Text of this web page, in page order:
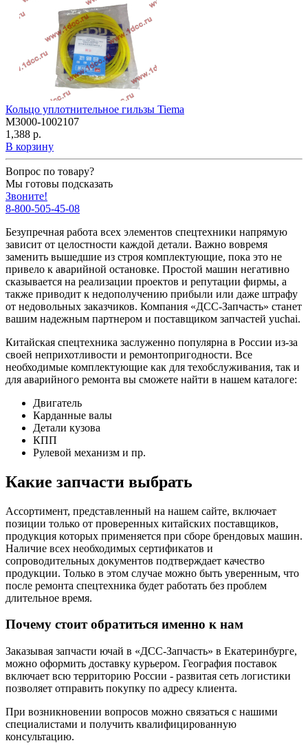
Кольцо уплотнительное гильзы Tiema
M3000-1002107
1,388 р.
В корзину
Вопрос по товару?
Мы готовы подсказать
Звоните!
8-800-505-45-08
Безупречная работа всех элементов спецтехники напрямую
зависит от целостности каждой детали. Важно вовремя
заменить вышедшие из строя комплектующие, пока это не
привело к аварийной остановке. Простой машин негативно
сказывается на реализации проектов и репутации фирмы, а
также приводит к недополучению прибыли или даже штрафу
от недовольных заказчиков. Компания «ДСС-Запчасть» станет
вашим надежным партнером и поставщиком запчастей yuchai.
Китайская спецтехника заслуженно популярна в России из-за
своей неприхотливости и ремонтопригодности. Все
необходимые комплектующие как для техобслуживания, так и
для аварийного ремонта вы сможете найти в нашем каталоге:
Двигатель
Карданные валы
Детали кузова
КПП
Рулевой механизм и пр.
Какие запчасти выбрать
Ассортимент, представленный на нашем сайте, включает
позиции только от проверенных китайских поставщиков,
продукция которых применяется при сборе брендовых машин.
Наличие всех необходимых сертификатов и
сопроводительных документов подтверждает качество
продукции. Только в этом случае можно быть уверенным, что
после ремонта спецтехника будет работать без проблем
длительное время.
Почему стоит обратиться именно к нам
Заказывая запчасти ючай в «ДСС-Запчасть» в Екатеринбурге,
можно оформить доставку курьером. География поставок
включает всю территорию России - развитая сеть логистики
позволяет отправить покупку по адресу клиента.
При возникновении вопросов можно связаться с нашими
специалистами и получить квалифицированную
консультацию.